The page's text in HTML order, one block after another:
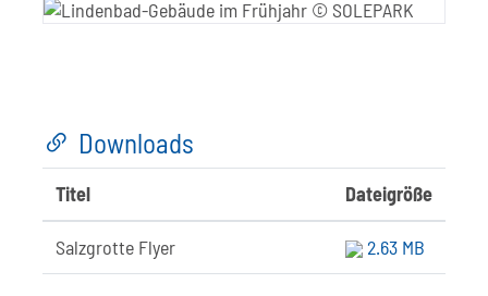
Downloads
Titel Dateigröße
Salzgrotte Flyer 2.63 MB